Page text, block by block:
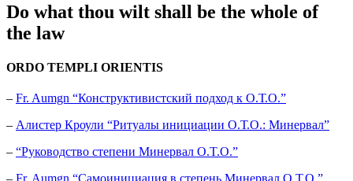
Do what thou wilt shall be the whole of
the law
ORDO TEMPLI ORIENTIS
– Fr. Aumgn “Конструктивистский подход к О.Т.О.”
– Алистер Кроули “Ритуалы инициации О.Т.О.: Минервал”
– “Руководство степени Минервал O.T.O.”